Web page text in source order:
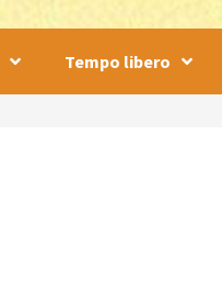
Tempo libero